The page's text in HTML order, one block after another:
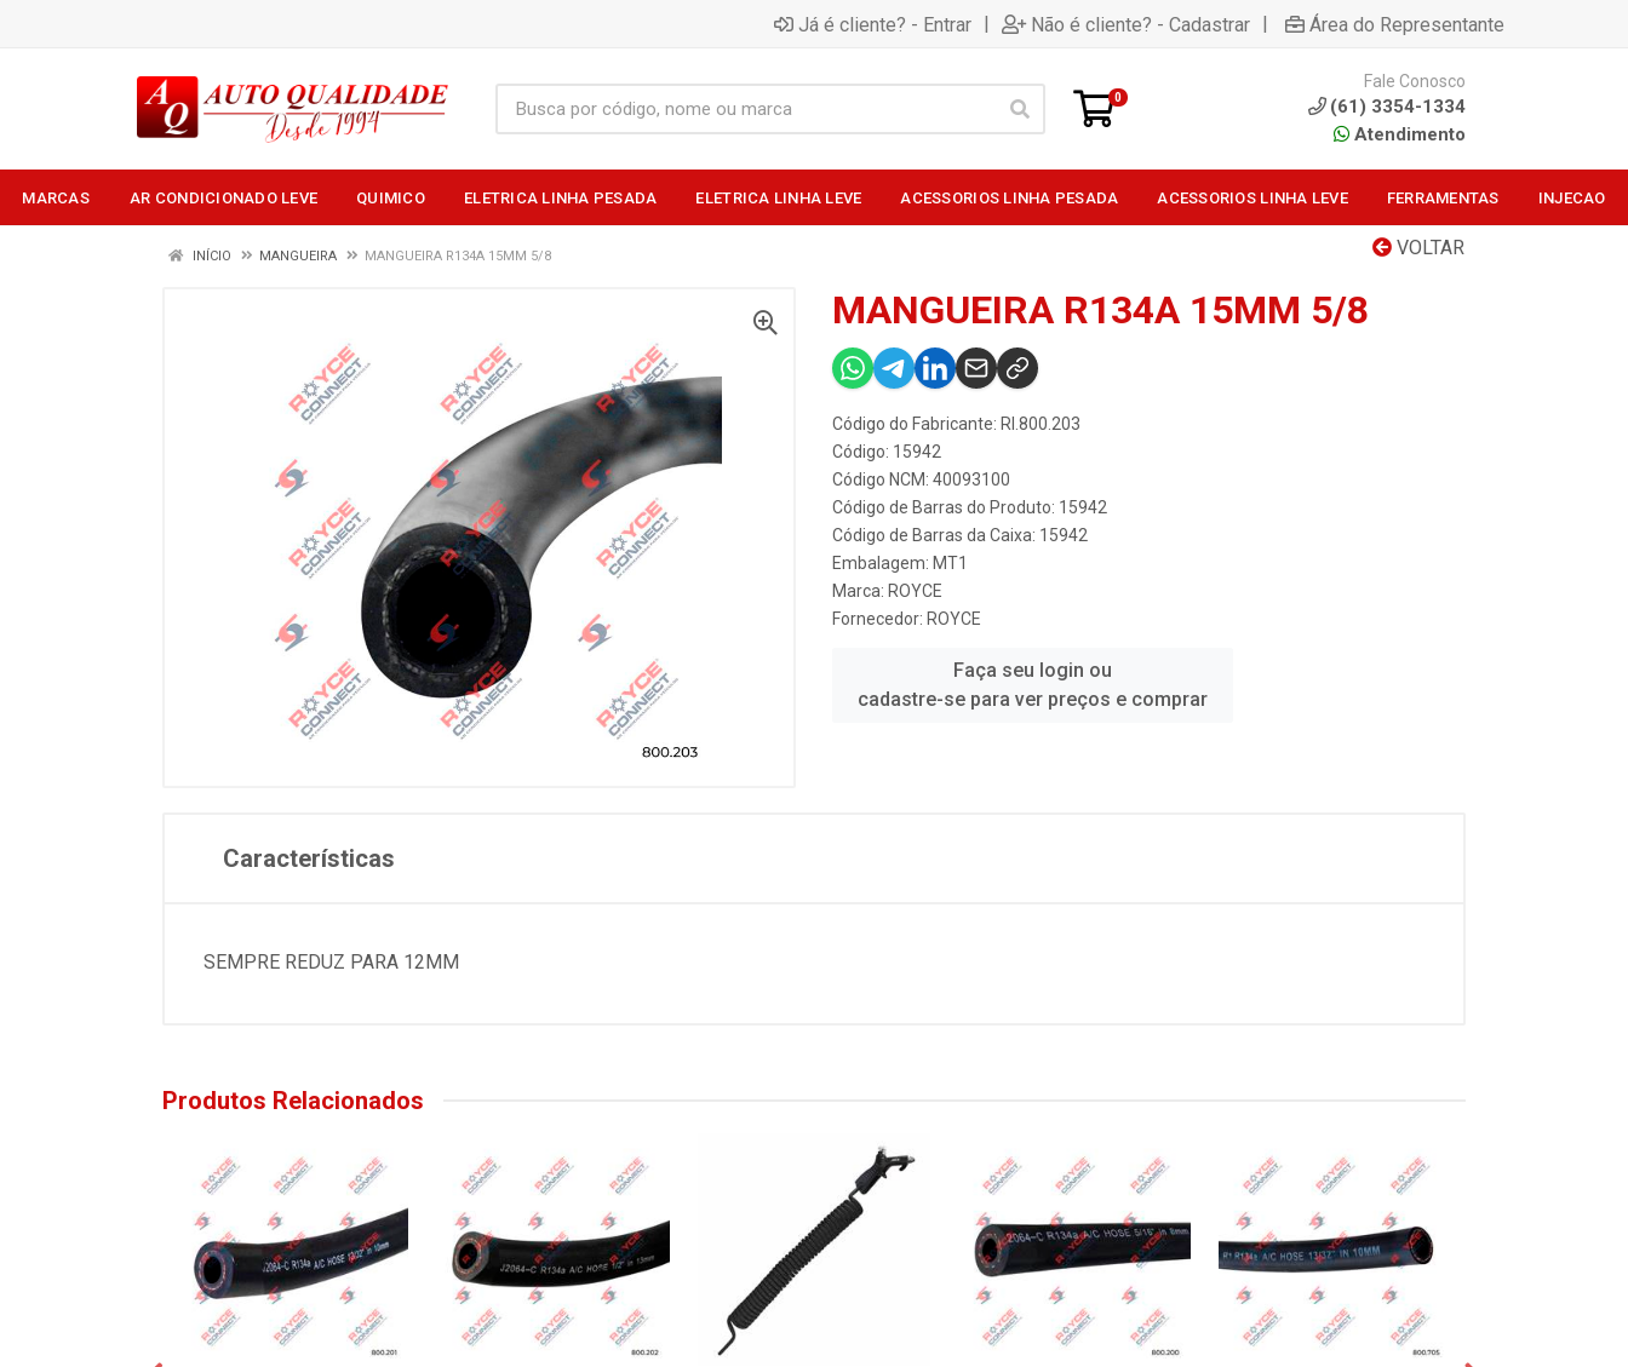
Já é cliente? - Entrar | Não é cliente? - Cadastrar | Área do Representante
0
Fale Conosco
(61) 3354-1334
Atendimento
MARCAS AR CONDICIONADO LEVE QUIMICO ELETRICA LINHA PESADA ELETRICA LINHA LEVE ACESSORIOS LINHA PESADA ACESSORIOS LINHA LEVE FERRAMENTAS INJECAO
VOLTAR
INÍCIO MANGUEIRA MANGUEIRA R134A 15MM 5/8
MANGUEIRA R134A 15MM 5/8
Código do Fabricante: RI.800.203
Código: 15942
Código NCM: 40093100
Código de Barras do Produto: 15942
Código de Barras da Caixa: 15942
Embalagem: MT1
Marca: ROYCE
Fornecedor: ROYCE
Faça seu login ou
cadastre-se para ver preços e comprar
Características
SEMPRE REDUZ PARA 12MM
Produtos Relacionados